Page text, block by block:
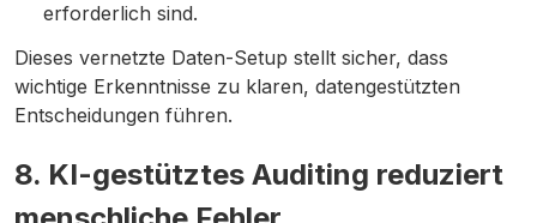
erforderlich sind.
Dieses vernetzte Daten-Setup stellt sicher, dass
wichtige Erkenntnisse zu klaren, datengestützten
Entscheidungen führen.
8. KI-gestütztes Auditing reduziert